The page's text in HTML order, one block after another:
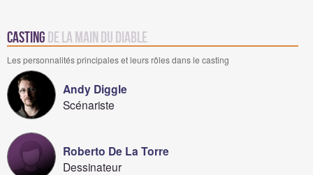
Casting de La Main du Diable
Les personnalités principales et leurs rôles dans le casting
Andy Diggle
Scénariste
Roberto De La Torre
Dessinateur